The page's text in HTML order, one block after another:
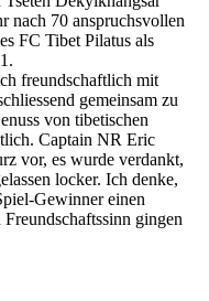
nach 70 anspruchsvollen
FC Tibet Pilatus als
freundschaftlich mit
gemeinsam zu
von tibetischen
Captain NR Eric
vor, es wurde verdankt,
locker. Ich denke,
Gewinner einen
gingen